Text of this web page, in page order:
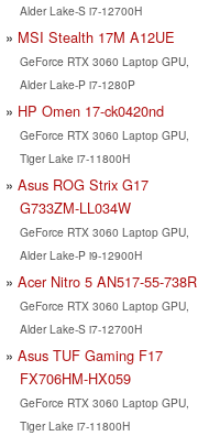
Alder Lake-S i7-12700H
MSI Stealth 17M A12UE
GeForce RTX 3060 Laptop GPU,
Alder Lake-P i7-1280P
HP Omen 17-ck0420nd
GeForce RTX 3060 Laptop GPU,
Tiger Lake i7-11800H
Asus ROG Strix G17
G733ZM-LL034W
GeForce RTX 3060 Laptop GPU,
Alder Lake-P i9-12900H
Acer Nitro 5 AN517-55-738R
GeForce RTX 3060 Laptop GPU,
Alder Lake-S i7-12700H
Asus TUF Gaming F17
FX706HM-HX059
GeForce RTX 3060 Laptop GPU,
Tiger Lake i7-11800H